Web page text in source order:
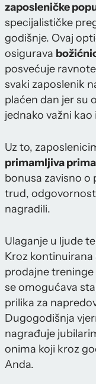
zaposleničke
specijalističke
godišnje. Ovaj
osigurava
posvećuje
svaki zaposlenik
plaćen dan jer su
jednako važni
Uz to,
primamljiva
bonusa zavisno o
trud,
nagradili.
Ulaganje u ljude
Kroz kontinuirana
prodajne treninge
se omogućava
prilika za
Dugogodišnja
nagrađuje
onima koji kroz
Anda.